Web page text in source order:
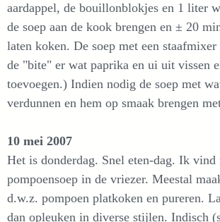
aardappel, de bouillonblokjes en 1 liter
de soep aan de kook brengen en ± 20
laten koken. De soep met een
de "bite" er wat paprika en ui uit vissen
toevoegen.) Indien nodig de soep met
verdunnen en hem op smaak brengen
10 mei 2007
Het is donderdag. Snel eten-dag. Ik vind
pompoensoep in de vriezer. Meestal
d.w.z. pompoen platkoken en pureren.
dan opleuken in diverse stijlen. Indisch